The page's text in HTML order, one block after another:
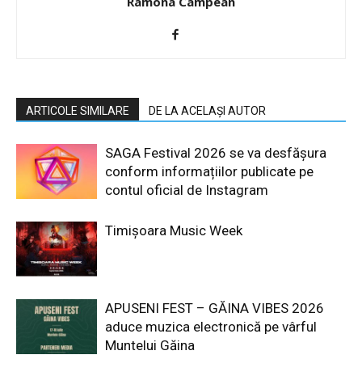
ARTICOLE SIMILARE DE LA ACELAȘI AUTOR
SAGA Festival 2026 se va desfășura
conform informațiilor publicate pe
contul oficial de Instagram
Timișoara Music Week
APUSENI FEST – GĂINA VIBES 2026
aduce muzica electronică pe vârful
Muntelui Găina